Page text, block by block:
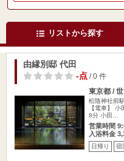
リストから探す
由縁別邸 代田
-点/ 0 件
東京都 /
松陰神社前
【電車】
8分 小田…
営業時間
入浴料金
日帰り 宿